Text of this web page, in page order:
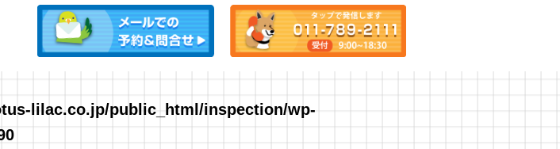
lilac.co.jp/public_html/inspection/wp-